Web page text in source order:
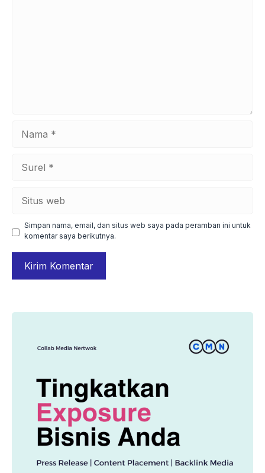
web
Simpan nama, email, dan situs web saya pada peramban ini untuk
komentar saya berikutnya.